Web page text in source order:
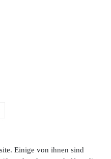
Einige von ihnen sind